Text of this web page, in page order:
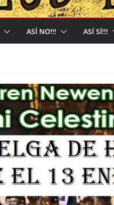
ASÍ NO!!! ASÍ SÍ!!!